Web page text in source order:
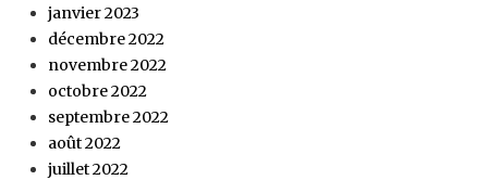
janvier 2023
décembre 2022
novembre 2022
octobre 2022
septembre 2022
août 2022
juillet 2022